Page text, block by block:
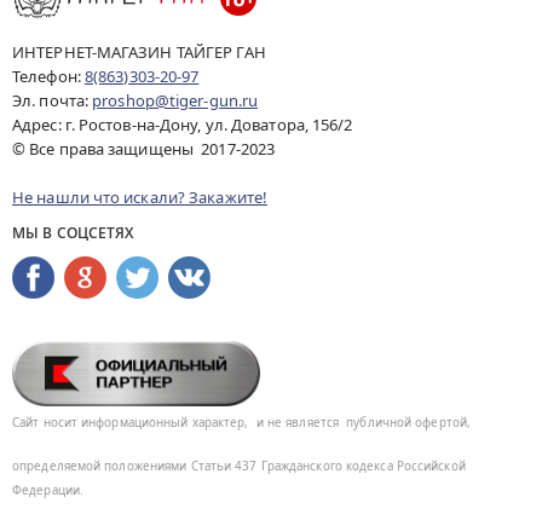
ИНТЕРНЕТ-МАГАЗИН ТАЙГЕР ГАН
Телефон:8(863)303-20-97
Эл. почта: proshop@tiger-gun.ru
Адрес: г. Ростов-на-Дону, ул. Доватора, 156/2
© Все права защищены 2017-2023
Не нашли что искали? Закажите!
МЫ В СОЦСЕТЯХ
Сайт носит информационный характер, и не является публичной офертой,
определяемой положениями Статьи 437 Гражданского кодекса Российской
Федерации.